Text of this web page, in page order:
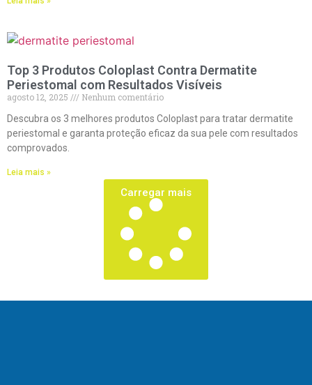
Top 3 Produtos Coloplast Contra Dermatite
Periestomal com Resultados Visíveis
agosto 12, 2025
Nenhum comentário
Descubra os 3 melhores produtos Coloplast para tratar dermatite
periestomal e garanta proteção eficaz da sua pele com resultados
comprovados.
Leia mais »
Carregar mais